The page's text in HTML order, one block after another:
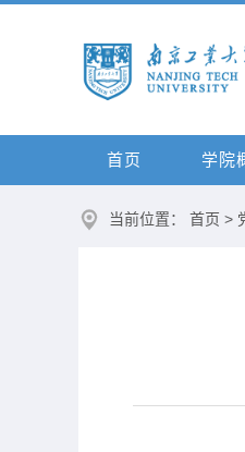
首页 学院
当前位置： 首页 >